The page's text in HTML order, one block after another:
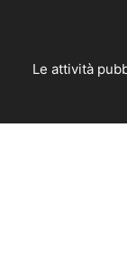
Le attività